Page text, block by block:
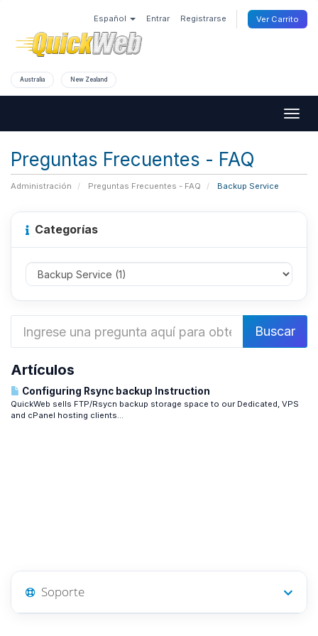
Español Entrar Registrarse Ver Carrito
Australia New Zealand
Preguntas Frecuentes - FAQ
Administración Preguntas Frecuentes - FAQ Backup Service
Categorías
Artículos
Configuring Rsync backup Instruction
QuickWeb sells FTP/Rsycn backup storage space to our Dedicated, VPS
and cPanel hosting clients...
Soporte